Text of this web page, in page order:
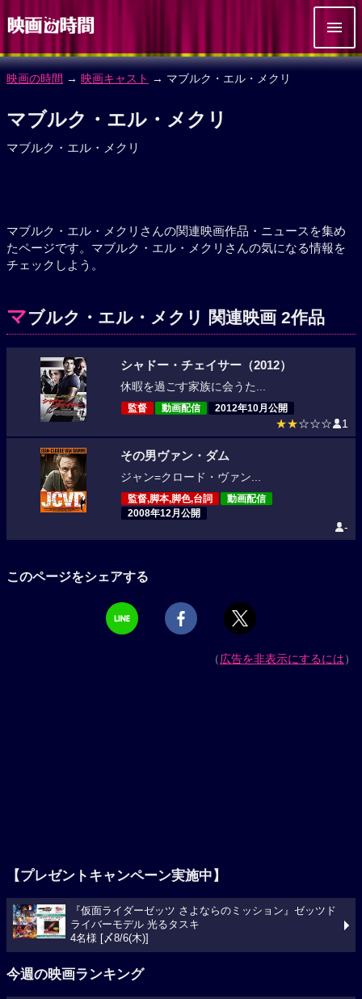
映画の時間 → 映画キャスト → マブルク・エル・メクリ
マブルク・エル・メクリ
マブルク・エル・メクリ
マブルク・エル・メクリさんの関連映画作品・ニュースを集め
たページです。マブルク・エル・メクリさんの気になる情報を
チェックしよう。
マブルク・エル・メクリ 関連映画 2作品
シャドー・チェイサー（2012）
休暇を過ごす家族に会うた...
監督 動画配信 2012年10月公開
★★☆☆☆ 1
その男ヴァン・ダム
ジャン=クロード・ヴァン...
監督,脚本,脚色,台詞
動画配信
2008年12月公開
-
このページをシェアする
（広告を非表示にするには）
【プレゼントキャンペーン実施中】
『仮面ライダーゼッツ さよならのミッション』ゼッツド
ライバーモデル 光るタスキ
4名様 [〆8/6(木)]
今週の映画ランキング